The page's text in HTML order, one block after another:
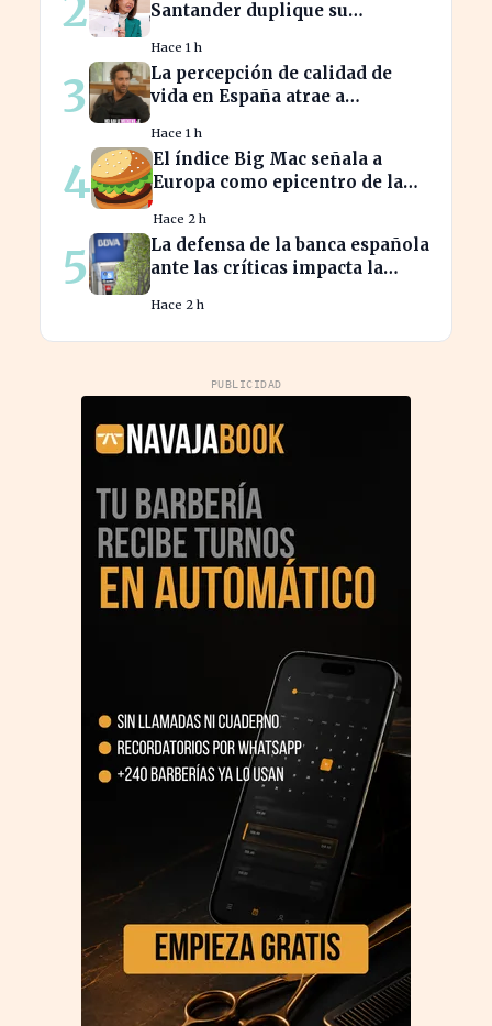
Santander duplique su
GVC Gaesco
Hace 1 h
3
La percepción de calidad de
vida en España atrae a
más altos
Hace 1 h
4
El índice Big Mac señala a
Europa como epicentro de la
Hace 2 h
5
La defensa de la banca española
ante las críticas impacta la
hipotecario
Hace 2 h
PUBLICIDAD